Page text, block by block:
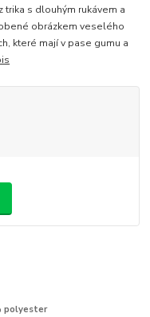
trika s dlouhým rukávem a
obrázkem veselého
které mají v pase gumu a
polyester